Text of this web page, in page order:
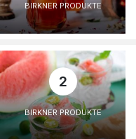
BIRKNER PRODUKTE
2
BIRKNER PRODUKTE